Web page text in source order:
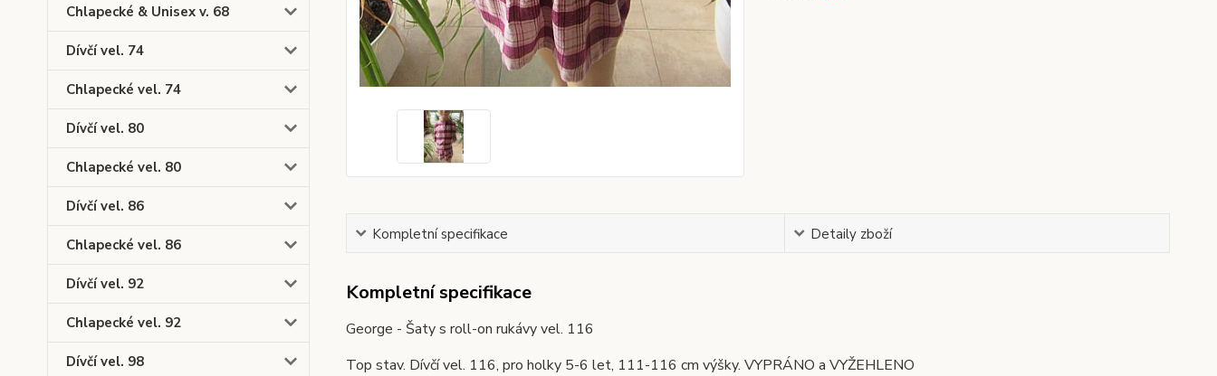
Chlapecké & Unisex v. 68
Dívčí vel. 74
Chlapecké vel. 74
Dívčí vel. 80
Chlapecké vel. 80
Dívčí vel. 86
Chlapecké vel. 86
Dívčí vel. 92
Chlapecké vel. 92
Dívčí vel. 98
Kompletní specifikace Detaily zboží
Kompletní specifikace
George - Šaty s roll-on rukávy vel. 116
Top stav. Dívčí vel. 116, pro holky 5-6 let, 111-116 cm výšky. VYPRÁNO a VYŽEHLENO